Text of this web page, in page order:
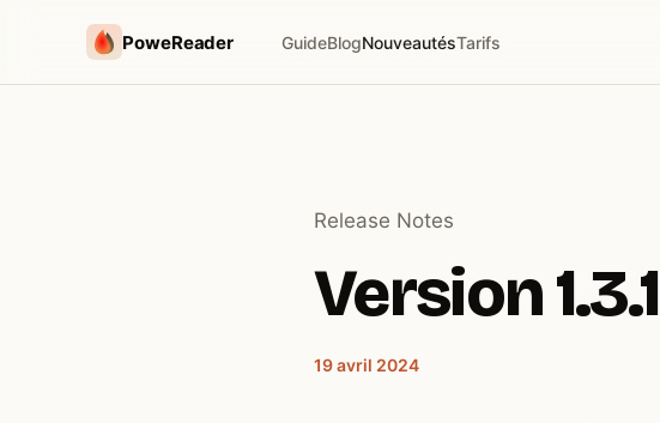
PoweReader GuideBlogNouveautésTarifs
Release Notes
Version 1.3.1
19 avril 2024